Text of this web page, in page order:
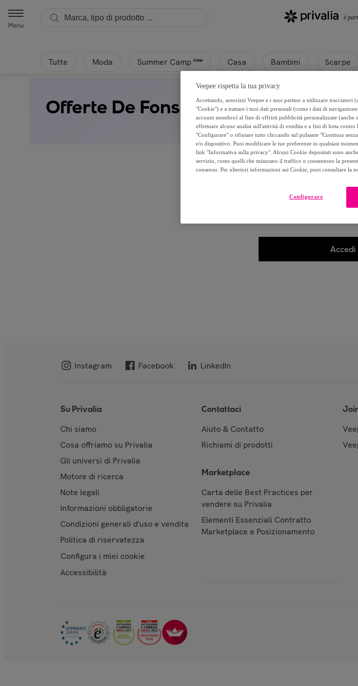
Menu
Tutte Moda Summer Camp new Casa Bambini Scarpe
Offerte De Fonseca
Attualmente non è
Accedi
Instagram Facebook LinkedIn
Su Privalia
Chi siamo
Cosa offriamo su Privalia
Gli universi di Privalia
Motore di ricerca
Note legali
Informazioni obbligatorie
Condizioni generali d'uso e vendita
Politica di riservatezza
Configura i miei cookie
Accessibilità
Contattaci
Aiuto & Contatto
Richiami di prodotti
Marketplace
Carta delle Best Practices per
vendere su Privalia
Elementi Essenziali Contratto
Marketplace e Posizionamento
Veepee rispetta la tua privacy
Accettando, autorizzi Veepee e i suoi partner a utilizzare
"Cookie") e a trattare i tuoi dati personali (come i dati di
account membro) al fine di offrirti pubblicità personalizzate (anche
effettuare alcune analisi sull'attività di vendita e a fini di lotta
"Configurare" o rifiutare tutto cliccando sul pulsante "Continua
e/o dispositivo. Puoi modificare le tue preferenze in qualsiasi
link "Informativa sulla privacy". Alcuni Cookie depositati sono
servizio, come quelli che misurano il traffico o consentono la
consenso. Per ulteriori informazioni sui Cookie, puoi consultare la
Configurare